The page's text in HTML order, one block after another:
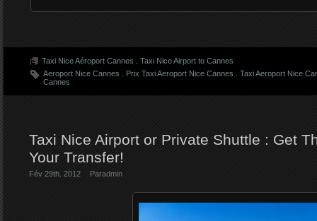
Taxi Nice Aéroport Cannes
Taxi Nice Airport to Cannes
Aeroport Nice Cannes
Prix Taxi Aeroport Nice Cannes
Taxi Aeroport Nice
Cannes
Taxi Nice Airport or Private Shuttle : Get
Your Transfer!
Fév 29th. 2012 Paradmin